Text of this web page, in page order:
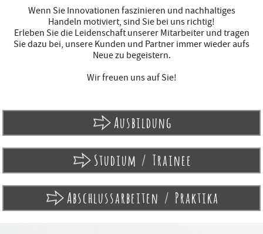
Wenn Sie Innovationen faszinieren und nachhaltiges
Handeln motiviert, sind Sie bei uns richtig!
Erleben Sie die Leidenschaft unserer Mitarbeiter und tragen
Sie dazu bei, unsere Kunden und Partner immer wieder aufs
Neue zu begeistern.
Wir freuen uns auf Sie!
Ausbildung
Studium / Trainee
Abschlussarbeiten / Praktika